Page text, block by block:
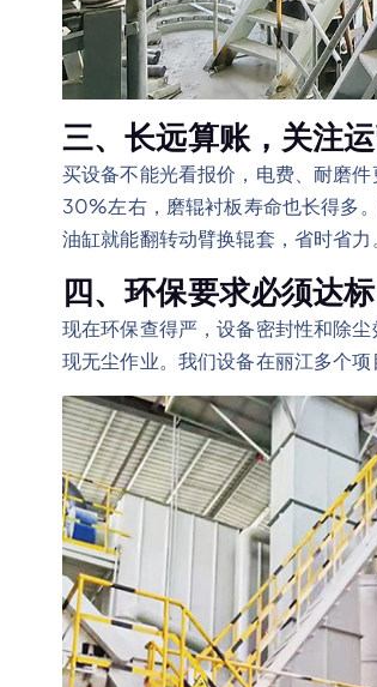
三、长远算账，关注
买设备不能光看报价，电费、耐磨
30%左右，磨辊衬板寿命也长得多
油缸就能翻转动臂换辊套，省时省力
四、环保要求必须达标
现在环保查得严，设备密封性和除
现无尘作业。我们设备在丽江多个项